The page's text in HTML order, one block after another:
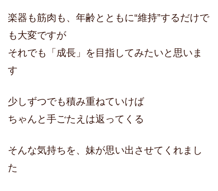
楽器も筋肉も、年齢とともに“維持”するだけで
も大変ですが
それでも「成長」を目指してみたいと思いま
す
少しずつでも積み重ねていけば
ちゃんと手ごたえは返ってくる
そんな気持ちを、妹が思い出させてくれまし
た